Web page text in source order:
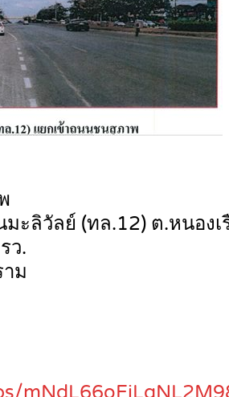
ลิวัลย์ (ทล.12) ต.หนองเ
ว.
ม